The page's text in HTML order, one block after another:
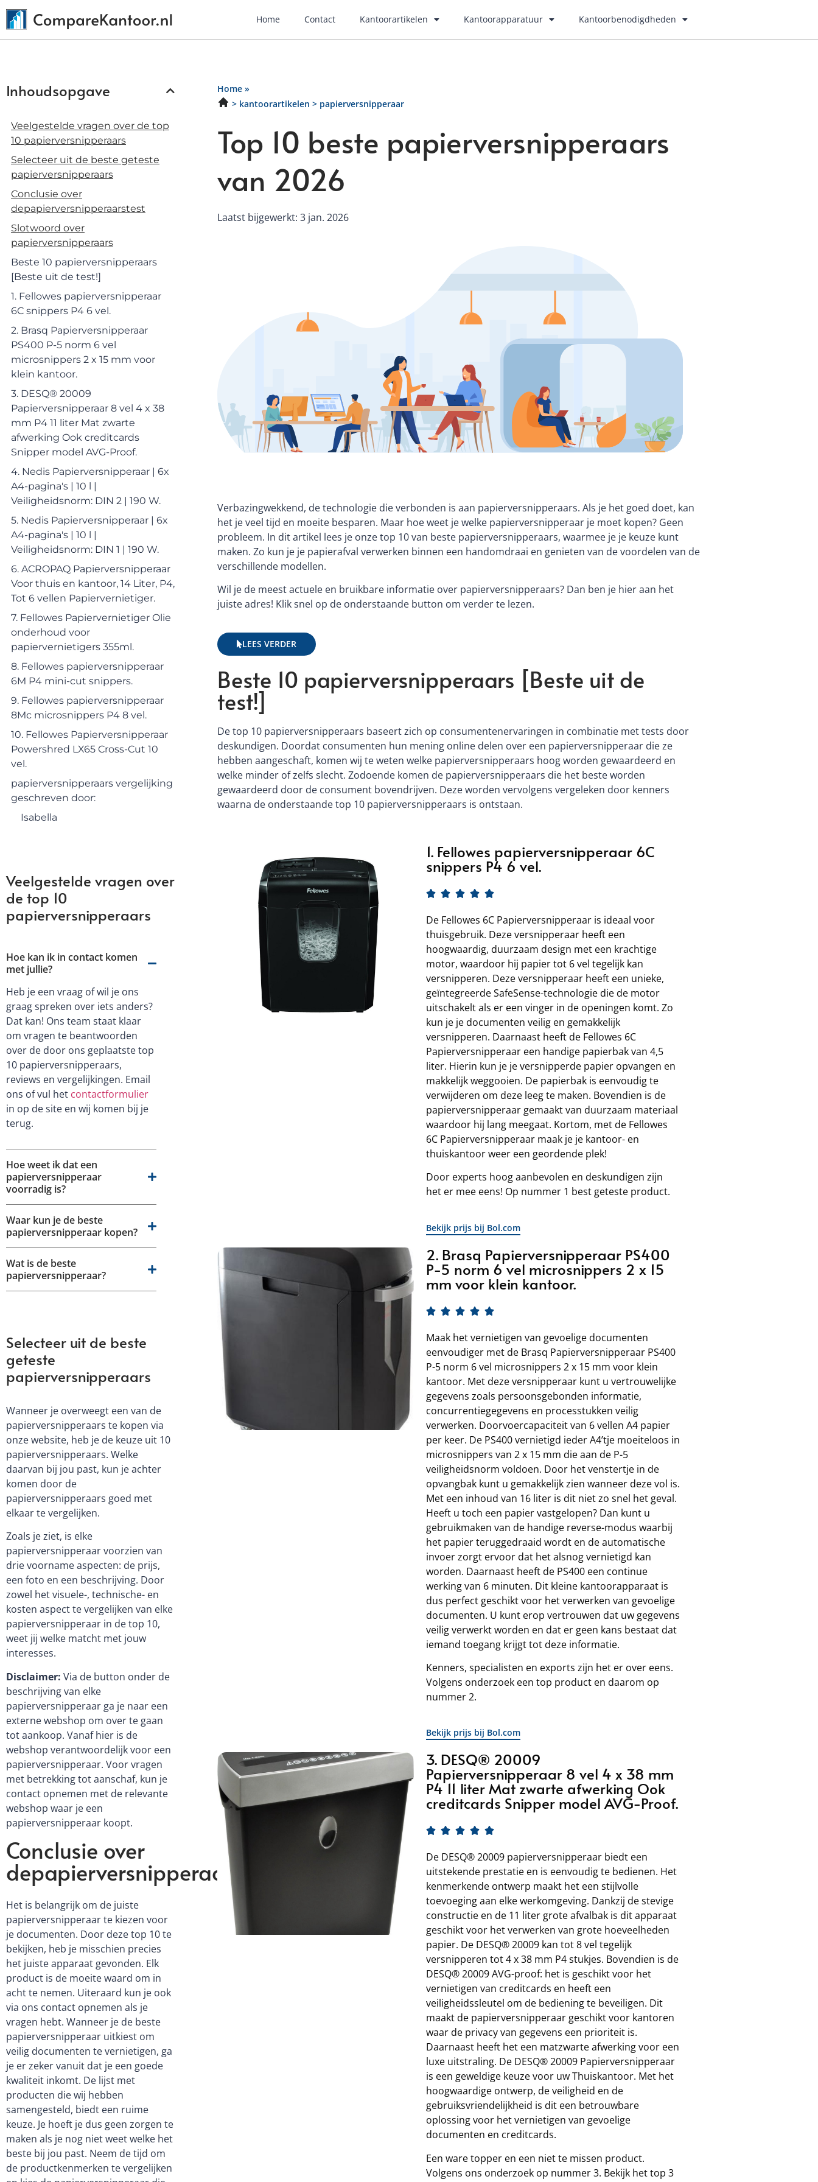
Home Contact Kantoorartikelen Kantoorapparatuur Kantoorbenodigdheden
Inhoudsopgave
Veelgestelde vragen over de top
10 papierversnipperaars
Selecteer uit de beste geteste
papierversnipperaars
Conclusie over
depapierversnipperaarstest
Slotwoord over
papierversnipperaars
Beste 10 papierversnipperaars
[Beste uit de test!]
1. Fellowes papierversnipperaar
6C snippers P4 6 vel.
2. Brasq Papierversnipperaar
PS400 P-5 norm 6 vel
microsnippers 2 x 15 mm voor
klein kantoor.
3. DESQ® 20009
Papierversnipperaar 8 vel 4 x 38
mm P4 11 liter Mat zwarte
afwerking Ook creditcards
Snipper model AVG-Proof.
4. Nedis Papierversnipperaar | 6x
A4-pagina's | 10 l |
Veiligheidsnorm: DIN 2 | 190 W.
5. Nedis Papierversnipperaar | 6x
A4-pagina's | 10 l |
Veiligheidsnorm: DIN 1 | 190 W.
6. ACROPAQ Papierversnipperaar
Voor thuis en kantoor, 14 Liter, P4,
Tot 6 vellen Papiervernietiger.
7. Fellowes Papiervernietiger Olie
onderhoud voor
papiervernietigers 355ml.
8. Fellowes papierversnipperaar
6M P4 mini-cut snippers.
9. Fellowes papierversnipperaar
8Mc microsnippers P4 8 vel.
10. Fellowes Papierversnipperaar
Powershred LX65 Cross-Cut 10
vel.
papierversnipperaars vergelijking
geschreven door:
Isabella
Veelgestelde vragen over
de top 10
papierversnipperaars
Hoe kan ik in contact komen
met jullie?
Heb je een vraag of wil je ons
graag spreken over iets anders?
Dat kan! Ons team staat klaar
om vragen te beantwoorden
over de door ons geplaatste top
10 papierversnipperaars,
reviews en vergelijkingen. Email
ons of vul het contactformulier
in op de site en wij komen bij je
terug.
Hoe weet ik dat een
papierversnipperaar
voorradig is?
Waar kun je de beste
papierversnipperaar kopen?
Wat is de beste
papierversnipperaar?
Selecteer uit de beste
geteste
papierversnipperaars
Wanneer je overweegt een van de
papierversnipperaars te kopen via
onze website, heb je de keuze uit 10
papierversnipperaars. Welke
daarvan bij jou past, kun je achter
komen door de
papierversnipperaars goed met
elkaar te vergelijken.
Zoals je ziet, is elke
papierversnipperaar voorzien van
drie voorname aspecten: de prijs,
een foto en een beschrijving. Door
zowel het visuele-, technische- en
kosten aspect te vergelijken van elke
papierversnipperaar in de top 10,
weet jij welke matcht met jouw
interesses.
Disclaimer: Via de button onder de
beschrijving van elke
papierversnipperaar ga je naar een
externe webshop om over te gaan
tot aankoop. Vanaf hier is de
webshop verantwoordelijk voor een
papierversnipperaar. Voor vragen
met betrekking tot aanschaf, kun je
contact opnemen met de relevante
webshop waar je een
papierversnipperaar koopt.
Conclusie over
depapierversnipperaarstest
Het is belangrijk om de juiste
papierversnipperaar te kiezen voor
je documenten. Door deze top 10 te
bekijken, heb je misschien precies
het juiste apparaat gevonden. Elk
product is de moeite waard om in
acht te nemen. Uiteraard kun je ook
via ons contact opnemen als je
vragen hebt. Wanneer je de beste
papierversnipperaar uitkiest om
veilig documenten te vernietigen, ga
je er zeker vanuit dat je een goede
kwaliteit inkomt. De lijst met
producten die wij hebben
samengesteld, biedt een ruime
keuze. Je hoeft je dus geen zorgen te
maken als je nog niet weet welke het
beste bij jou past. Neem de tijd om
de productkenmerken te vergelijken
Home»
kantoorartikelen
papierversnipperaar
Top 10 beste papierversnipperaars
van 2026
Laatst bijgewerkt: 3 jan. 2026
Verbazingwekkend, de technologie die verbonden is aan papierversnipperaars. Als je het goed doet, kan
het je veel tijd en moeite besparen. Maar hoe weet je welke papierversnipperaar je moet kopen? Geen
probleem. In dit artikel lees je onze top 10 van beste papierversnipperaars, waarmee je je keuze kunt
maken. Zo kun je je papierafval verwerken binnen een handomdraai en genieten van de voordelen van de
verschillende modellen.
Wil je de meest actuele en bruikbare informatie over papierversnipperaars? Dan ben je hier aan het
juiste adres! Klik snel op de onderstaande button om verder te lezen.
LEES VERDER
Beste 10 papierversnipperaars [Beste uit de
test!]
De top 10 papierversnipperaars baseert zich op consumentenervaringen in combinatie met tests door
deskundigen. Doordat consumenten hun mening online delen over een papierversnipperaar die ze
hebben aangeschaft, komen wij te weten welke papierversnipperaars hoog worden gewaardeerd en
welke minder of zelfs slecht. Zodoende komen de papierversnipperaars die het beste worden
gewaardeerd door de consument bovendrijven. Deze worden vervolgens vergeleken door kenners
waarna de onderstaande top 10 papierversnipperaars is ontstaan.
1. Fellowes papierversnipperaar 6C
snippers P4 6 vel.
    
De Fellowes 6C Papierversnipperaar is ideaal voor
thuisgebruik. Deze versnipperaar heeft een
hoogwaardig, duurzaam design met een krachtige
motor, waardoor hij papier tot 6 vel tegelijk kan
versnipperen. Deze versnipperaar heeft een unieke,
geïntegreerde SafeSense-technologie die de motor
uitschakelt als er een vinger in de openingen komt. Zo
kun je je documenten veilig en gemakkelijk
versnipperen. Daarnaast heeft de Fellowes 6C
Papierversnipperaar een handige papierbak van 4,5
liter. Hierin kun je je versnipperde papier opvangen en
makkelijk weggooien. De papierbak is eenvoudig te
verwijderen om deze leeg te maken. Bovendien is de
papierversnipperaar gemaakt van duurzaam materiaal
waardoor hij lang meegaat. Kortom, met de Fellowes
6C Papierversnipperaar maak je je kantoor- en
thuiskantoor weer een geordende plek!
Door experts hoog aanbevolen en deskundigen zijn
het er mee eens! Op nummer 1 best geteste product.
Bekijk prijs bij Bol.com
2. Brasq Papierversnipperaar PS400
P-5 norm 6 vel microsnippers 2 x 15
mm voor klein kantoor.
    
Maak het vernietigen van gevoelige documenten
eenvoudiger met de Brasq Papierversnipperaar PS400
P-5 norm 6 vel microsnippers 2 x 15 mm voor klein
kantoor. Met deze versnipperaar kunt u vertrouwelijke
gegevens zoals persoonsgebonden informatie,
concurrentiegegevens en processtukken veilig
verwerken. Doorvoercapaciteit van 6 vellen A4 papier
per keer. De PS400 vernietigd ieder A4’tje moeiteloos in
microsnippers van 2 x 15 mm die aan de P-5
veiligheidsnorm voldoen. Door het venstertje in de
opvangbak kunt u gemakkelijk zien wanneer deze vol is.
Met een inhoud van 16 liter is dit niet zo snel het geval.
Heeft u toch een papier vastgelopen? Dan kunt u
gebruikmaken van de handige reverse-modus waarbij
het papier teruggedraaid wordt en de automatische
invoer zorgt ervoor dat het alsnog vernietigd kan
worden. Daarnaast heeft de PS400 een continue
werking van 6 minuten. Dit kleine kantoorapparaat is
dus perfect geschikt voor het verwerken van gevoelige
documenten. U kunt erop vertrouwen dat uw gegevens
veilig verwerkt worden en dat er geen kans bestaat dat
iemand toegang krijgt tot deze informatie.
Kenners, specialisten en exports zijn het er over eens.
Volgens onderzoek een top product en daarom op
nummer 2.
Bekijk prijs bij Bol.com
3. DESQ® 20009
Papierversnipperaar 8 vel 4 x 38 mm
P4 11 liter Mat zwarte afwerking Ook
creditcards Snipper model AVG-Proof.
    
De DESQ® 20009 papierversnipperaar biedt een
uitstekende prestatie en is eenvoudig te bedienen. Het
kenmerkende ontwerp maakt het een stijlvolle
toevoeging aan elke werkomgeving. Dankzij de stevige
constructie en de 11 liter grote afvalbak is dit apparaat
geschikt voor het verwerken van grote hoeveelheden
papier. De DESQ® 20009 kan tot 8 vel tegelijk
versnipperen tot 4 x 38 mm P4 stukjes. Bovendien is de
DESQ® 20009 AVG-proof: het is geschikt voor het
vernietigen van creditcards en heeft een
veiligheidssleutel om de bediening te beveiligen. Dit
maakt de papierversnipperaar geschikt voor kantoren
waar de privacy van gegevens een prioriteit is.
Daarnaast heeft het een matzwarte afwerking voor een
luxe uitstraling. De DESQ® 20009 Papierversnipperaar
is een geweldige keuze voor uw Thuiskantoor. Met het
hoogwaardige ontwerp, de veiligheid en de
gebruiksvriendelijkheid is dit een betrouwbare
oplossing voor het vernietigen van gevoelige
documenten en creditcards.
Een ware topper en een niet te missen product.
Volgens ons onderzoek op nummer 3. Bekijk het top 3